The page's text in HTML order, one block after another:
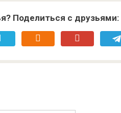
Поделиться с друзьями: